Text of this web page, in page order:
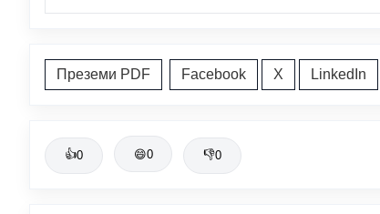
Преземи PDF Facebook X LinkedIn
👍0 😄0 👎0